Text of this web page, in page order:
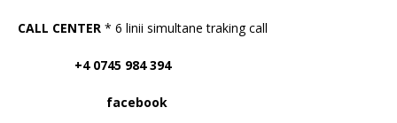
CALL CENTER * 6 linii simultane traking call
+4 0745 984 394
facebook